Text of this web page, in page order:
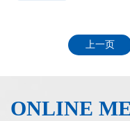
上一页
ONLINE